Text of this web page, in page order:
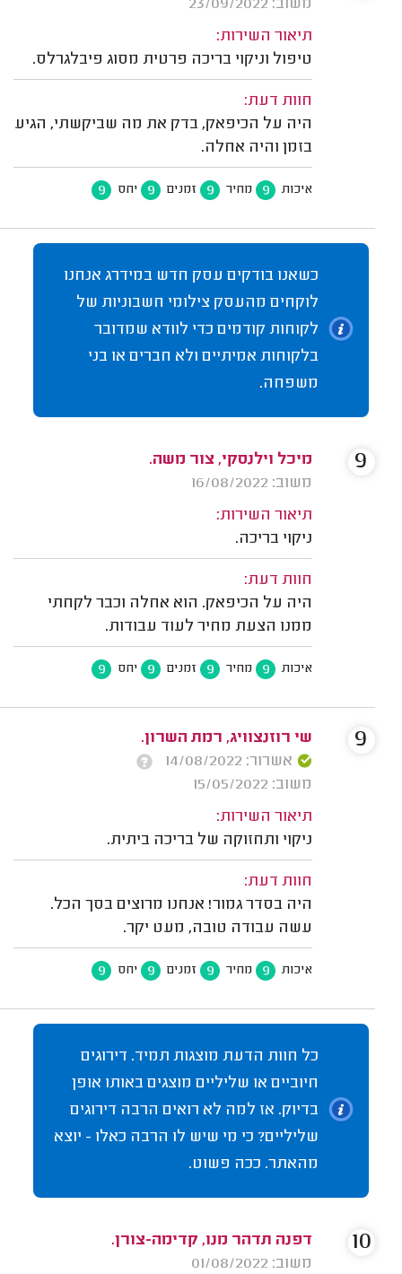
משוב: 23/09/2022
תיאור השירות:
טיפול וניקוי בריכה פרטית מסוג פיבלגרלס.
חוות דעת:
היה על הכיפאק, בדק את מה שביקשתי, הגיע
בזמן והיה אחלה.
איכות 9 מחיר 9 זמנים 9 יחס 9
כשאנו בודקים עסק חדש במידרג אנחנו
לוקחים מהעסק צילומי חשבוניות של
לקוחות קודמים כדי לוודא שמדובר
בלקוחות אמיתיים ולא חברים או בני
משפחה.
מיכל וילנסקי, צור משה.
משוב: 16/08/2022
תיאור השירות:
ניקוי בריכה.
חוות דעת:
היה על הכיפאק. הוא אחלה וכבר לקחתי
ממנו הצעת מחיר לעוד עבודות.
איכות 9 מחיר 9 זמנים 9 יחס 9
9
שי רוזנצוויג, רמת השרון.
אשרור: 14/08/2022
משוב: 15/05/2022
תיאור השירות:
ניקוי ותחזוקה של בריכה ביתית.
חוות דעת:
היה בסדר גמור! אנחנו מרוצים בסך הכל.
עשה עבודה טובה, מעט יקר.
איכות 9 מחיר 9 זמנים 9 יחס 9
9
כל חוות הדעת מוצגות תמיד. דירוגים
חיוביים או שליליים מוצגים באותו אופן
בדיוק. אז למה לא רואים הרבה דירוגים
שליליים? כי מי שיש לו הרבה כאלו - יוצא
מהאתר. ככה פשוט.
דפנה תדהר מנו, קדימה-צורן.
משוב: 01/08/2022
10